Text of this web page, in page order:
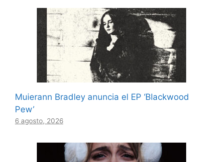
Muierann Bradley anuncia el EP ‘Blackwood
Pew’
6 agosto, 2026